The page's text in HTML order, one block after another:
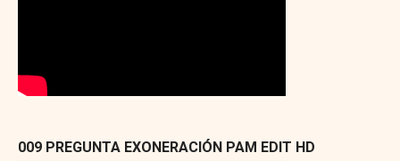
009 PREGUNTA EXONERACIÓN PAM EDIT HD